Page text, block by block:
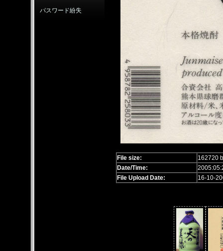
File size:
162720
Date/Time:
File Upload Date:
16-10-
パスワード紛失